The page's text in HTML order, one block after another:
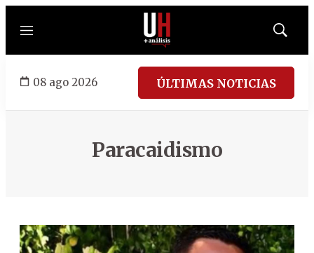
Menú
Mostrar
08 ago 2026 ÚLTIMAS NOTICIAS
Paracaidismo